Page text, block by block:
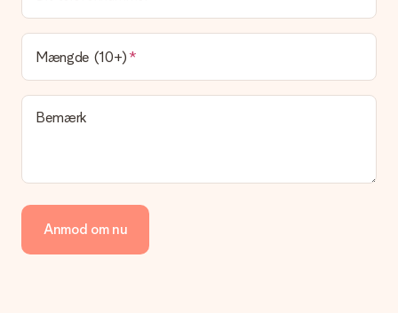
at vores postfirma leverer din gave på denne dag.
Hvilke leveringsmuligheder kan jeg vælge?
I øjeblikket er det ikke (endnu) muligt at vælge en
leveringsindstilling. Den gave, du vil bestille, sendes enten som
en pakke eller som postkasse levering. Vil du gerne vide
hvilken måde din ordre sendes på? Kontakt venligst vores
Vi tilbyder følgende betalingsmetoder: Dankort, Paypal,
kreditkort, faktura via Klarna eller bankoverførsel. I tilfælde af
manuel betaling overførsel, skal du tage højde for en ekstra 3
Mængde (10+)
Bemærk
Anmod om nu